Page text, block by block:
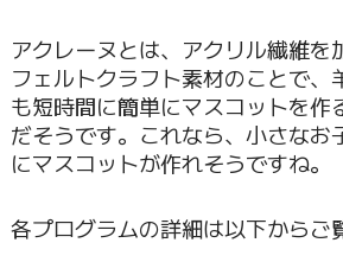
アクレーヌとは、アクリル繊維を
フェルトクラフト素材のことで、
も短時間に簡単にマスコットを作
だそうです。これなら、小さなお
にマスコットが作れそうですね。
各プログラムの詳細は以下からご